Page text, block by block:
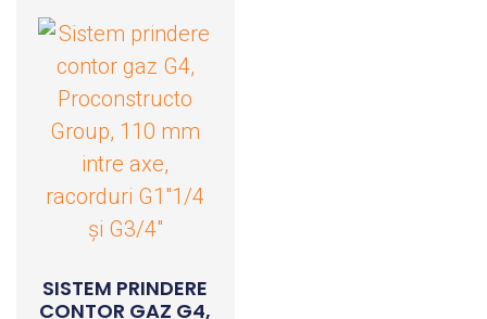
SISTEM PRINDERE
CONTOR GAZ G4,